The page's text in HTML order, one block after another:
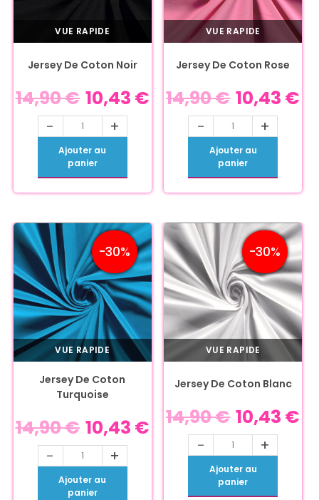
VUE RAPIDE
Jersey De Coton Noir
14,90€ 10,43 €
- +
Ajouter au
panier
VUE RAPIDE
Jersey De Coton Rose
14,90€ 10,43 €
- +
Ajouter au
panier
-30%
VUE RAPIDE
Jersey De Coton
Turquoise
14,90€ 10,43 €
- +
Ajouter au
panier
-30%
VUE RAPIDE
Jersey De Coton Blanc
14,90€ 10,43 €
- +
Ajouter au
panier